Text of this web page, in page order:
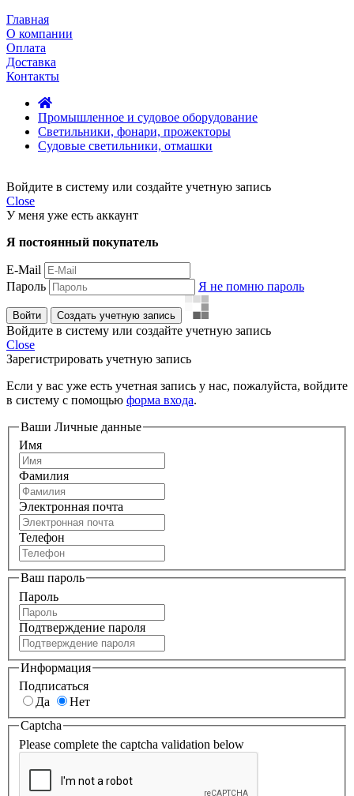
Главная
О компании
Оплата
Доставка
Контакты
Промышленное и судовое оборудование
Светильники, фонари, прожекторы
Судовые светильники, отмашки
Войдите в систему или создайте учетную запись
Close
У меня уже есть аккаунт
Я постоянный покупатель
E-Mail
Пароль
Я не помню пароль
Войти Создать учетную запись
Войдите в систему или создайте учетную запись
Close
Зарегистрировать учетную запись
Если у вас уже есть учетная запись у нас, пожалуйста, войдите
в систему с помощью форма входа.
Ваши Личные данные
Имя
Фамилия
Электронная почта
Телефон
Ваш пароль
Пароль
Подтверждение пароля
Информация
Подписаться
Да
Нет
Captcha
Please complete the captcha validation below